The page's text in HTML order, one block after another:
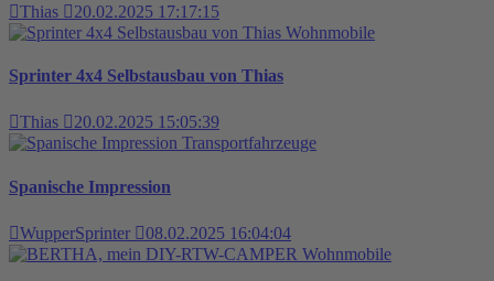
Thias
20.02.2025 17:17:15
Wohnmobile
Sprinter 4x4 Selbstausbau von Thias
Thias
20.02.2025 15:05:39
Transportfahrzeuge
Spanische Impression
WupperSprinter
08.02.2025 16:04:04
Wohnmobile